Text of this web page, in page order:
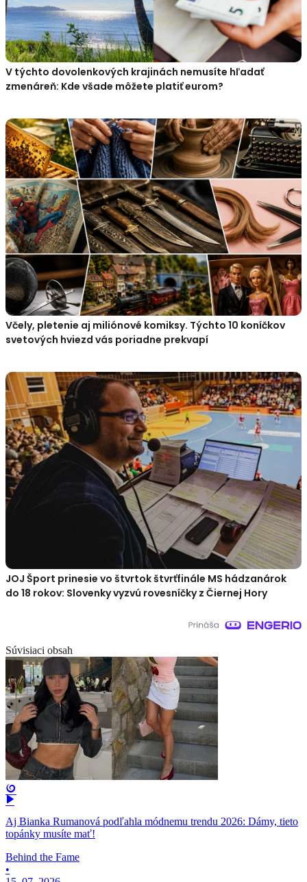
V týchto dovolenkových krajinách nemusíte hľadať
zmenáreň: Kde všade môžete platiť eurom?
Včely, pletenie aj miliónové komiksy. Týchto 10 koníčkov
svetových hviezd vás poriadne prekvapí
JOJ Šport prinesie vo štvrtok štvrťfinále MS hádzanárok
do 18 rokov: Slovenky vyzvú rovesníčky z Čiernej Hory
Súvisiaci obsah
Aj Bianka Rumanová podľahla módnemu trendu 2026: Dámy, tieto
topánky musíte mať!
Behind the Fame
•